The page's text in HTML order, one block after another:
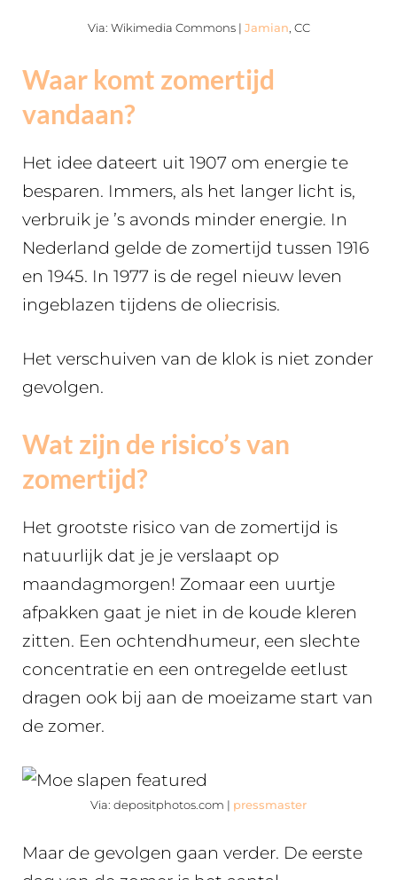
Via: Wikimedia Commons | Jamian , CC
Waar komt zomertijd
vandaan?
Het idee dateert uit 1907 om energie te
besparen. Immers, als het langer licht is,
verbruik je ’s avonds minder energie. In
Nederland gelde de zomertijd tussen 1916
en 1945. In 1977 is de regel nieuw leven
ingeblazen tijdens de oliecrisis.
Het verschuiven van de klok is niet zonder
gevolgen.
Wat zijn de risico’s van
zomertijd?
Het grootste risico van de zomertijd is
natuurlijk dat je je verslaapt op
maandagmorgen! Zomaar een uurtje
afpakken gaat je niet in de koude kleren
zitten. Een ochtendhumeur, een slechte
concentratie en een ontregelde eetlust
dragen ook bij aan de moeizame start van
de zomer.
Via: depositphotos.com | pressmaster
Maar de gevolgen gaan verder. De eerste